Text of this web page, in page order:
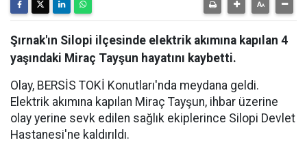
Şırnak'ın Silopi ilçesinde elektrik akımına kapılan 4
yaşındaki Miraç Tayşun hayatını kaybetti.
Olay, BERSİS TOKİ Konutları'nda meydana geldi.
Elektrik akımına kapılan Miraç Tayşun, ihbar üzerine
olay yerine sevk edilen sağlık ekiplerince Silopi Devlet
Hastanesi'ne kaldırıldı.